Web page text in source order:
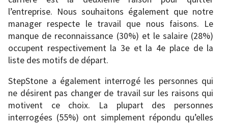
l’entreprise. Nous souhaitons également que notre
manager respecte le travail que nous faisons. Le
manque de reconnaissance (30%) et le salaire (28%)
occupent respectivement la 3e et la 4e place de la
liste des motifs de départ.
StepStone a également interrogé les personnes qui
ne désirent pas changer de travail sur les raisons qui
motivent ce choix. La plupart des personnes
interrogées (55%) ont simplement répondu qu’elles